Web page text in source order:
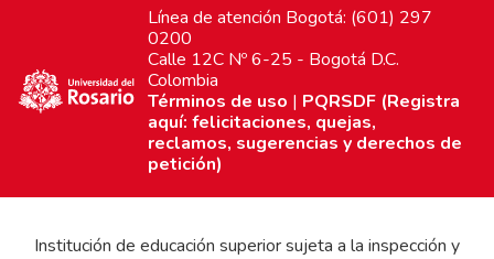
Línea de atención Bogotá: (601) 297
0200
Calle 12C Nº 6-25 - Bogotá D.C.
Colombia
Términos de uso | PQRSDF (Registra
aquí: felicitaciones, quejas,
reclamos, sugerencias y derechos de
petición)
Institución de educación superior sujeta a la inspección y